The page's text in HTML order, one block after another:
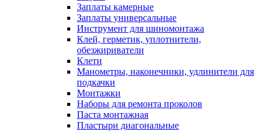
Заплаты камерные
Заплаты универсальные
Инструмент для шиномонтажа
Клей, герметик, уплотнители,
обезжириватели
Клети
Манометры, наконечники, удлинители для
подкачки
Монтажки
Наборы для ремонта проколов
Паста монтажная
Пластыри диагональные